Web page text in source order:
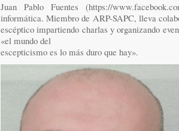
Juan Pablo Fuentes (https://
informática. Miembro de ARP-SAPC, lleva
escéptico impartiendo charlas y organizando
«el mundo del
escepticismo es lo más duro que hay».